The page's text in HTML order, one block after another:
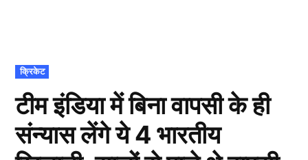
POSTED
IN
क्रिकेट
टीम इंडिया में बिना वापसी के ही
संन्यास लेंगे ये 4 भारतीय